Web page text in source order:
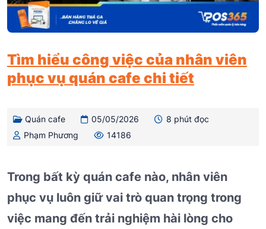
Tìm hiểu công việc của nhân viên
phục vụ quán cafe chi tiết
Quán cafe 05/05/2026
8 phút đọc
Phạm Phương
14186
Trong bất kỳ quán cafe nào, nhân viên
phục vụ luôn giữ vai trò quan trọng trong
việc mang đến trải nghiệm hài lòng cho